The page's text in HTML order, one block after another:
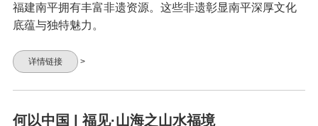
福建南平拥有丰富非遗资源。这些非遗彰显南平深厚文化
底蕴与独特魅力。
详情链接 >
何以中国 | 福见·山海之山水福境